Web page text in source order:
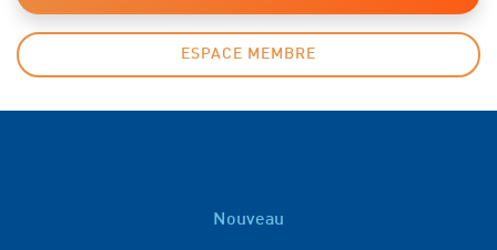
ESPACE MEMBRE
Nouveau